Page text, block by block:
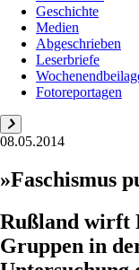
Geschichte
Medien
Abgeschrieben
Leserbriefe
Fotoreportagen
08.05.2014
»Faschismus
Rußland wirft
Gruppen in